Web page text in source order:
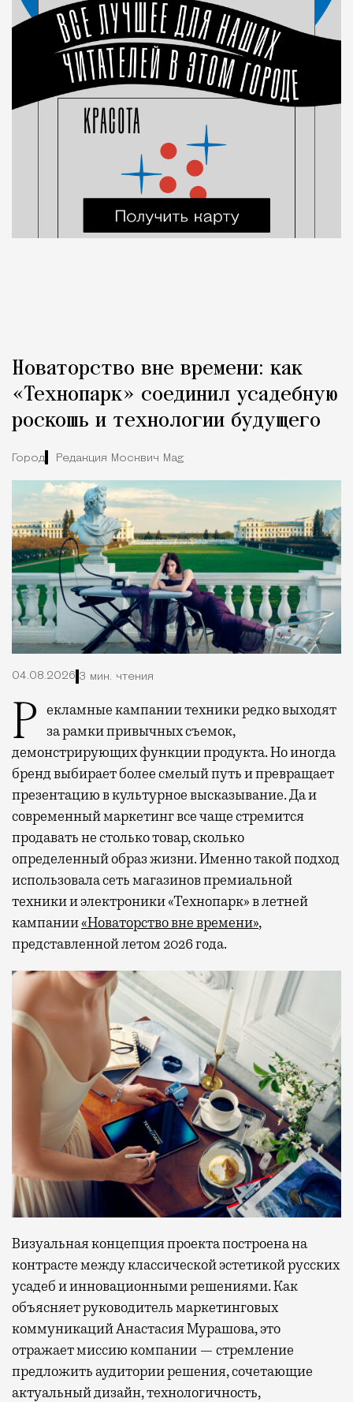
Новаторство вне времени: как
«Технопарк» соединил усадебную
роскошь и технологии будущего
Город Редакция Москвич Mag
04.08.2026 3 мин. чтения
Рекламные кампании техники редко выходят
за рамки привычных съемок,
демонстрирующих функции продукта. Но иногда
бренд выбирает более смелый путь и превращает
презентацию в культурное высказывание. Да и
современный маркетинг все чаще стремится
продавать не столько товар, сколько
определенный образ жизни. Именно такой подход
использовала сеть магазинов премиальной
техники и электроники «Технопарк» в летней
кампании«Новаторство вне времени»,
представленной летом 2026 года.
Визуальная концепция проекта построена на
контрасте между классической эстетикой русских
усадеб и инновационными решениями. Как
объясняет руководитель маркетинговых
коммуникаций Анастасия Мурашова, это
отражает миссию компании — стремление
предложить аудитории решения, сочетающие
актуальный дизайн, технологичность,